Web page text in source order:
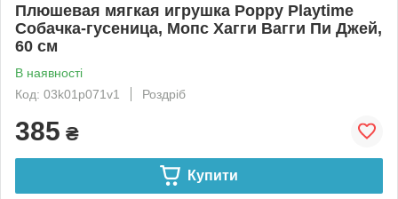
Плюшевая мягкая игрушка Poppy Playtime
Собачка-гусеница, Мопс Хагги Вагги Пи Джей,
60 см
В наявності
Код: 03k01p071v1
Роздріб
385 ₴
Купити